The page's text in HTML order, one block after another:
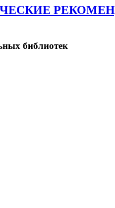
библиотек